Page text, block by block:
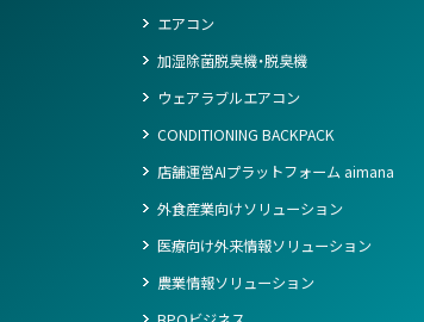
エアコン
加湿除菌脱臭機・脱臭機
ウェアラブルエアコン
CONDITIONING BACKPACK
店舗運営AIプラットフォーム aimana
外食産業向けソリューション
医療向け外来情報ソリューション
農業情報ソリューション